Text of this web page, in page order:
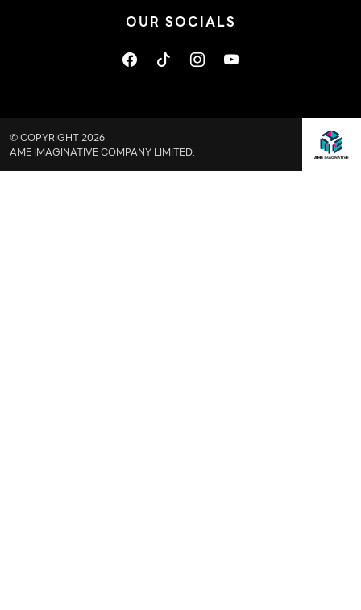
OUR SOCIALS
© COPYRIGHT 2026
AME IMAGINATIVE COMPANY LIMITED.